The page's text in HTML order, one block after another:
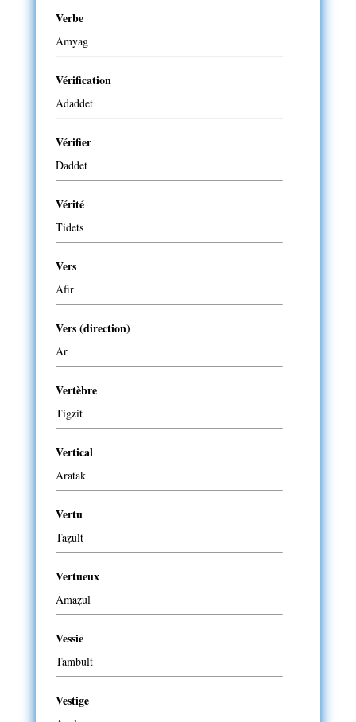
Verbe
Amyag
Vérification
Adaddet
Vérifier
Daddet
Vérité
Tidets
Vers
Afir
Vers (direction)
Ar
Vertèbre
Tigzit
Vertical
Aratak
Vertu
Taẓult
Vertueux
Amaẓul
Vessie
Tambult
Vestige